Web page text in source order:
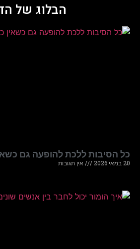
הבלוג של
כל הסיבות ללכת להופעה גם
20 במאי 2026 אין תגובות